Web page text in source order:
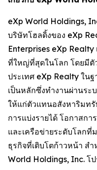
eXp World Holdings,
บริษัทโฮลดิ้งของ eXp
Enterprises eXp
ที่ใหญ่ที่สุดในโลก โดยมีตั
ประเทศ eXp Realty ใน
เป็นหลักซึ่งทำงานผ่านร
ให้แก่ตัวแทนอสังหาริมท
การแบ่งรายได้ โอกาสกา
และเครือข่ายระดับโลกที่
ธุรกิจที่เติบโตก้าวหน้า ส
World Holdings, Inc. โ